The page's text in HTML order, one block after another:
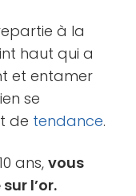
à la
haut qui a
et entamer
se
de tendance.
ans, vous
l’or.